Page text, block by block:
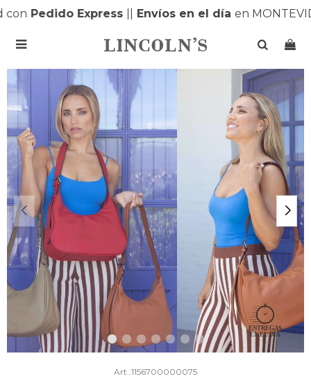
Pedido Express| Envíos en el díaen

1156700000075